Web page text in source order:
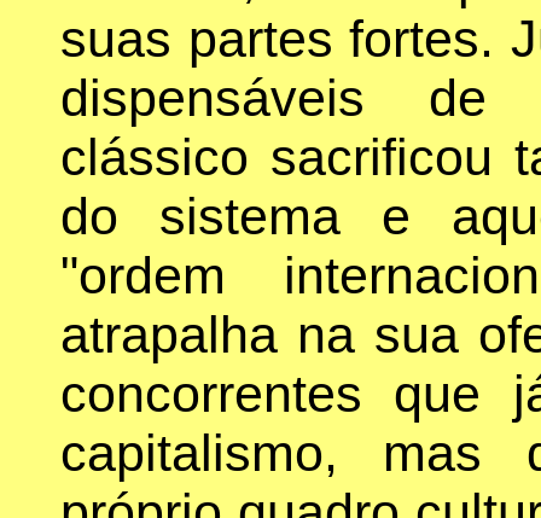
suas partes fortes.
dispensáveis
clássico sacrificou
do sistema e
"ordem
atrapalha na sua
concorrentes que
capitalismo, mas